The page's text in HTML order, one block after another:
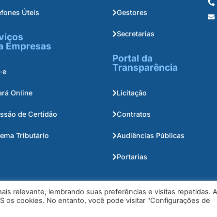
Úteis
Empresas
e
Online
de Certidão
Tributário
Gestores
Secretarias
Portal da
Transparência
Licitação
Contratos
Audiências Públicas
Portarias
relevante, lembrando suas preferências e visitas repetidas.
os cookies. No entanto, você pode visitar "Configurações de